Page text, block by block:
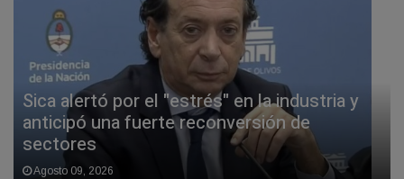
Sica alertó por el "estrés" en la industria y
anticipó una fuerte reconversión de
sectores
Agosto 09, 2026